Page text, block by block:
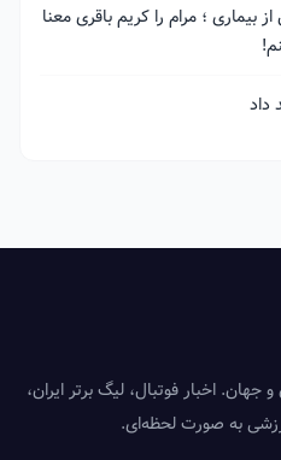
بیماری ؛ مرام را کریم باقری معنا
داد
اخبار فوتبال، لیگ برتر ایران،
به صورت لحظه‌ای.